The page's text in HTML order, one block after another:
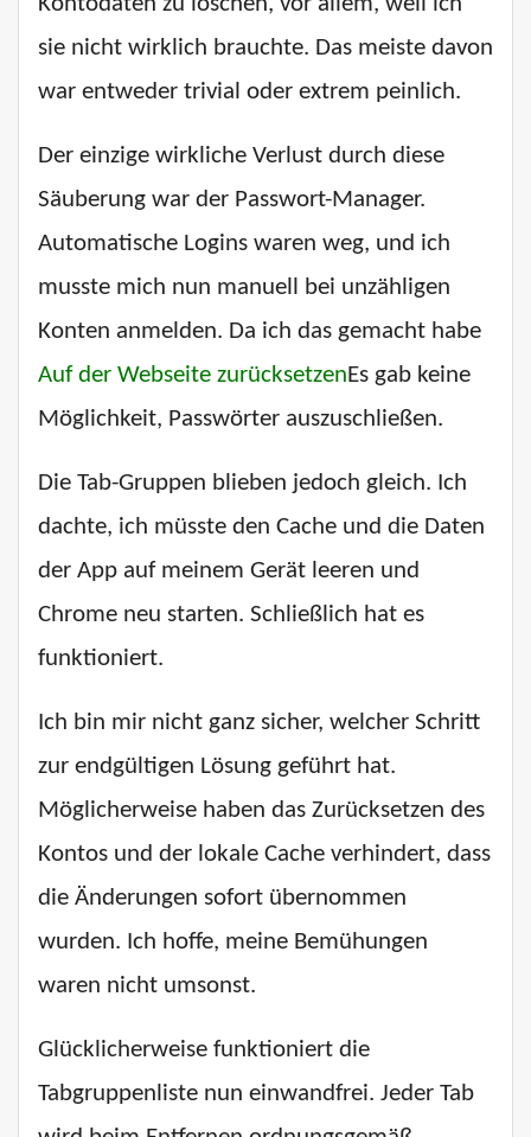
sie nicht wirklich brauchte. Das meiste davon
war entweder trivial oder extrem peinlich.
Der einzige wirkliche Verlust durch diese
Säuberung war der Passwort-Manager.
Automatische Logins waren weg, und ich
musste mich nun manuell bei unzähligen
Konten anmelden. Da ich das gemacht habe
Auf der Webseite zurücksetzenEs gab keine
Möglichkeit, Passwörter auszuschließen.
Die Tab-Gruppen blieben jedoch gleich. Ich
dachte, ich müsste den Cache und die Daten
der App auf meinem Gerät leeren und
Chrome neu starten. Schließlich hat es
funktioniert.
Ich bin mir nicht ganz sicher, welcher Schritt
zur endgültigen Lösung geführt hat.
Möglicherweise haben das Zurücksetzen des
Kontos und der lokale Cache verhindert, dass
die Änderungen sofort übernommen
wurden. Ich hoffe, meine Bemühungen
waren nicht umsonst.
Glücklicherweise funktioniert die
Tabgruppenliste nun einwandfrei. Jeder Tab